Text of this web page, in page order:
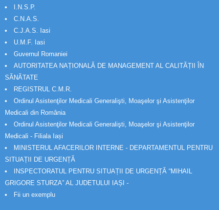
I.N.S.P.
C.N.A.S.
C.J.A.S. Iasi
U.M.F. Iasi
Guvernul Romaniei
AUTORITATEA NAȚIONALĂ DE MANAGEMENT AL CALITĂȚII ÎN
SĂNĂTATE
REGISTRUL C.M.R.
Ordinul Asistenţilor Medicali Generalişti, Moaşelor şi Asistenţilor
Medicali din România
Ordinul Asistenţilor Medicali Generalişti, Moaşelor şi Asistenţilor
Medicali - Filiala Iași
MINISTERUL AFACERILOR INTERNE - DEPARTAMENTUL PENTRU
SITUAȚII DE URGENȚĂ
INSPECTORATUL PENTRU SITUAȚII DE URGENȚĂ “MIHAIL
GRIGORE STURZA” AL JUDETULUI IAȘI -
Fii un exemplu